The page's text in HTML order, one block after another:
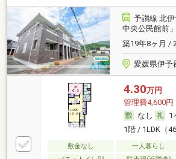
予讃線 北
中央公民館前
築19年8ヶ月 /
愛媛県伊予
4.30万円
管理費4,600円
なし
1
1階 / 1LDK（
敷金なし 一人暮らし